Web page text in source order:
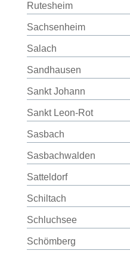
Rutesheim
Sachsenheim
Salach
Sandhausen
Sankt Johann
Sankt Leon-Rot
Sasbach
Sasbachwalden
Satteldorf
Schiltach
Schluchsee
Schömberg